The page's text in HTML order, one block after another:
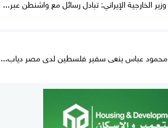
وزير الخارجية الإيراني: تبادل رسائل مع واشنطن عبر...
محمود عباس ينعى سفير فلسطين لدى مصر دياب...